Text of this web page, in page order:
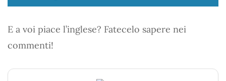
E a voi piace l’inglese? Fatecelo sapere nei
commenti!